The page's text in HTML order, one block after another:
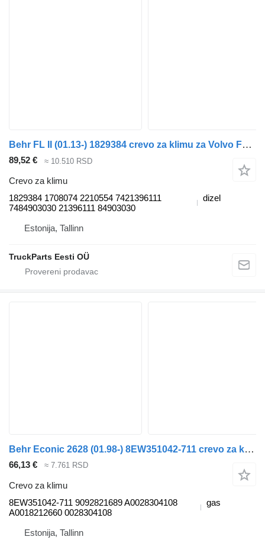
Behr FL II (01.13-) 1829384 crevo za klimu za Volvo FL, FE (2013-) tegljača
89,52 € ≈ 10.510 RSD
Crevo za klimu
1829384 1708074 2210554 7421396111
7484903030 21396111 84903030
dizel
Estonija, Tallinn
TruckParts Eesti OÜ
Behr Econic 2628 (01.98-) 8EW351042-711 crevo za klimu za Mercedes-Benz Econic (1998-2014) tegljača
66,13 € ≈ 7.761 RSD
Crevo za klimu
8EW351042-711 9092821689 A0028304108
A0018212660 0028304108
gas
Estonija, Tallinn